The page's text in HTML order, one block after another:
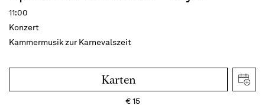
11:00
Konzert
Kammermusik zur Karnevalszeit
Karten
€15